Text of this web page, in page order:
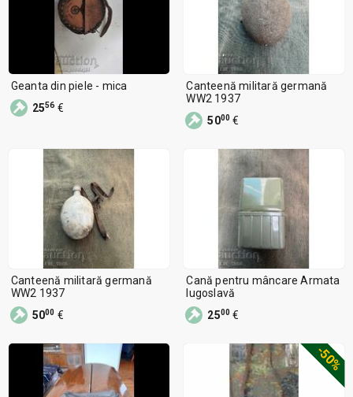
Geanta din piele - mica
2556 €
Canteenă militară germană
WW2 1937
5000 €
Canteenă militară germană
WW2 1937
5000 €
Cană pentru mâncare Armata
Iugoslavă
2500 €
-50%